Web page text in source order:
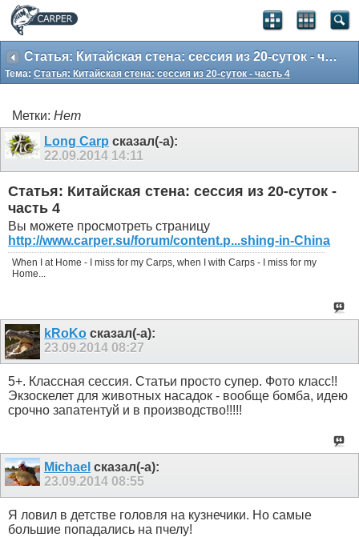
Статья: Китайская стена: сессия из 20-суток - часть 4
Тема: Статья: Китайская стена: сессия из 20-суток - часть 4
Метки: Нет
Long Carp сказал(-а):
22.09.2014 14:11
Статья: Китайская стена: сессия из 20-суток -
часть 4
Вы можете просмотреть страницу
http://www.carper.su/forum/content.p...shing-in-China
When I at Home - I miss for my Carps, when I with Carps - I miss for my
Home...
kRoKo сказал(-а):
23.09.2014 08:27
5+. Классная сессия. Статьи просто супер. Фото класс!!
Экзоскелет для животных насадок - вообще бомба, идею
срочно запатентуй и в производство!!!!!
Michael сказал(-а):
23.09.2014 08:55
Я ловил в детстве головля на кузнечики. Но самые
большие попадались на пчелу!